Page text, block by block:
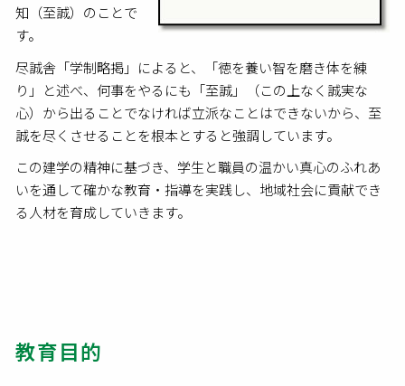
知（至誠）のことで
す。
尽誠舎「学制略掲」によると、「徳を養い智を磨き体を練
り」と述べ、何事をやるにも「至誠」（この上なく誠実な
心）から出ることでなければ立派なことはできないから、至
誠を尽くさせることを根本とすると強調しています。
この建学の精神に基づき、学生と職員の温かい真心のふれあ
いを通して確かな教育・指導を実践し、地域社会に貢献でき
る人材を育成していきます。
教育目的